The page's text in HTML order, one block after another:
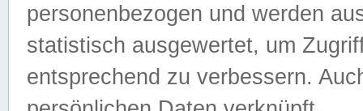
personenbezogen und werden
statistisch ausgewertet, um
entsprechend zu verbessern.